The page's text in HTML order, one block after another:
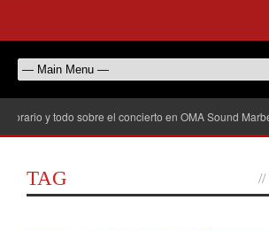
y todo sobre el concierto en OMA Sound Marbella
TAG //